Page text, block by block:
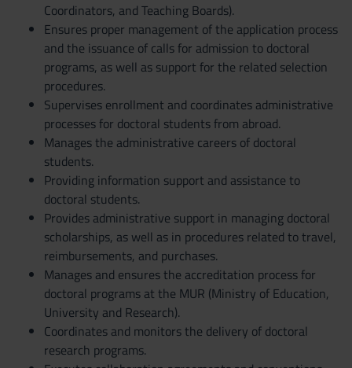
Coordinators, and Teaching Boards).
Ensures proper management of the application process
and the issuance of calls for admission to doctoral
programs, as well as support for the related selection
procedures.
Supervises enrollment and coordinates administrative
processes for doctoral students from abroad.
Manages the administrative careers of doctoral
students.
Providing information support and assistance to
doctoral students.
Provides administrative support in managing doctoral
scholarships, as well as in procedures related to travel,
reimbursements, and purchases.
Manages and ensures the accreditation process for
doctoral programs at the MUR (Ministry of Education,
University and Research).
Coordinates and monitors the delivery of doctoral
research programs.